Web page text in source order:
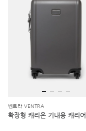
벤트라 VENTRA
확장형 캐리온 기내용 캐리어